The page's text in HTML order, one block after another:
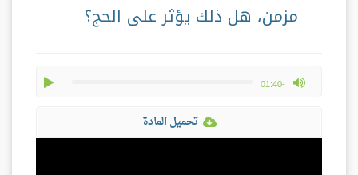
مزمن، هل ذلك يؤثر على الحج؟
-01:40
max volume
تحميل المادة